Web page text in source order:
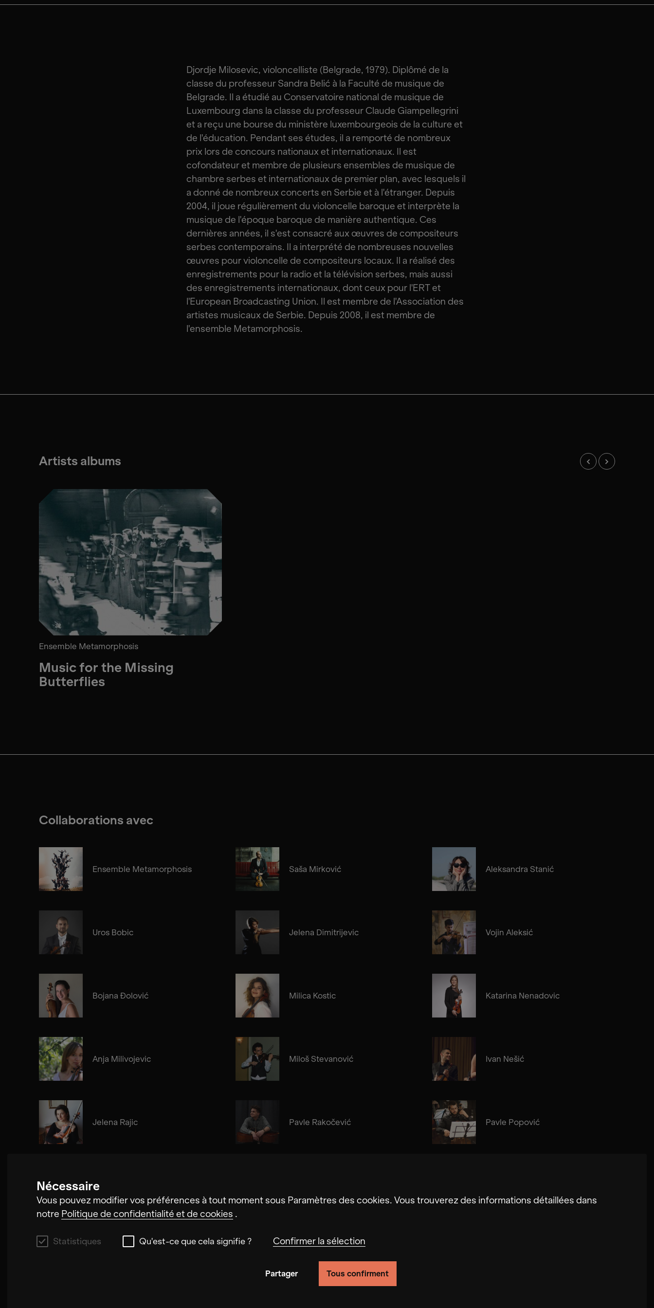
Nécessaire
Vous pouvez modifier vos préférences à tout moment sous Paramètres des cookies. Vous trouverez des informations détaillées dans
notre Politique de confidentialité et de cookies .
Statistiques Qu'est-ce que cela signifie ? Confirmer la sélection
Partager Tous confirment
Djordje Milosevic, violoncelliste (Belgrade, 1979). Diplômé de la
classe du professeur Sandra Belić à la Faculté de musique de
Belgrade. Il a étudié au Conservatoire national de musique de
Luxembourg dans la classe du professeur Claude Giampellegrini
et a reçu une bourse du ministère luxembourgeois de la culture et
de l'éducation. Pendant ses études, il a remporté de nombreux
prix lors de concours nationaux et internationaux. Il est
cofondateur et membre de plusieurs ensembles de musique de
chambre serbes et internationaux de premier plan, avec lesquels il
a donné de nombreux concerts en Serbie et à l'étranger. Depuis
2004, il joue régulièrement du violoncelle baroque et interprète la
musique de l'époque baroque de manière authentique. Ces
dernières années, il s'est consacré aux œuvres de compositeurs
serbes contemporains. Il a interprété de nombreuses nouvelles
œuvres pour violoncelle de compositeurs locaux. Il a réalisé des
enregistrements pour la radio et la télévision serbes, mais aussi
des enregistrements internationaux, dont ceux pour l'ERT et
l'European Broadcasting Union. Il est membre de l'Association des
artistes musicaux de Serbie. Depuis 2008, il est membre de
l'ensemble Metamorphosis.
Artists albums
Ensemble Metamorphosis
Music for the Missing
Butterflies
Collaborations avec
Ensemble Metamorphosis Saša Mirković Aleksandra Stanić
Uros Bobic Jelena Dimitrijevic Vojin Aleksić
Bojana Đolović Milica Kostic Katarina Nenadovic
Anja Milivojevic Miloš Stevanović Ivan Nešić
Jelena Rajic Pavle Rakočević Pavle Popović
Nikola Buljančević